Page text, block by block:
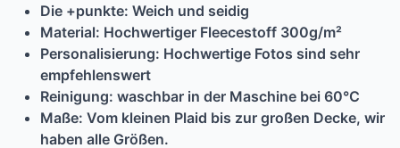
Die +punkte: Weich und seidig
Material: Hochwertiger Fleecestoff 300g/m²
Personalisierung: Hochwertige Fotos sind sehr
empfehlenswert
Reinigung: waschbar in der Maschine bei 60°C
Maße: Vom kleinen Plaid bis zur großen Decke, wir
haben alle Größen.